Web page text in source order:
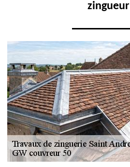
zingueur